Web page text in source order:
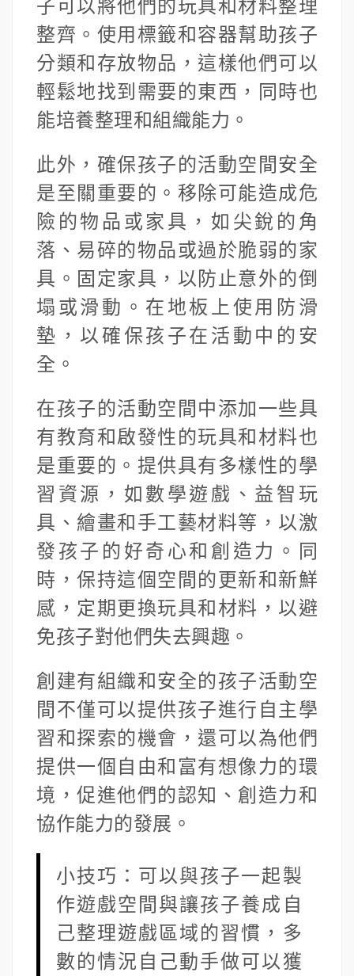
子可以將他們的玩具和材料整理
整齊。使用標籤和容器幫助孩子
分類和存放物品，這樣他們可以
輕鬆地找到需要的東西，同時也
能培養整理和組織能力。
此外，確保孩子的活動空間安全
是至關重要的。移除可能造成危
險的物品或家具，如尖銳的角
落、易碎的物品或過於脆弱的家
具。固定家具，以防止意外的倒
塌或滑動。在地板上使用防滑
墊，以確保孩子在活動中的安
全。
在孩子的活動空間中添加一些具
有教育和啟發性的玩具和材料也
是重要的。提供具有多樣性的學
習資源，如數學遊戲、益智玩
具、繪畫和手工藝材料等，以激
發孩子的好奇心和創造力。同
時，保持這個空間的更新和新鮮
感，定期更換玩具和材料，以避
免孩子對他們失去興趣。
創建有組織和安全的孩子活動空
間不僅可以提供孩子進行自主學
習和探索的機會，還可以為他們
提供一個自由和富有想像力的環
境，促進他們的認知、創造力和
協作能力的發展。
小技巧：可以與孩子一起製
作遊戲空間與讓孩子養成自
己整理遊戲區域的習慣，多
數的情況自己動手做可以獲